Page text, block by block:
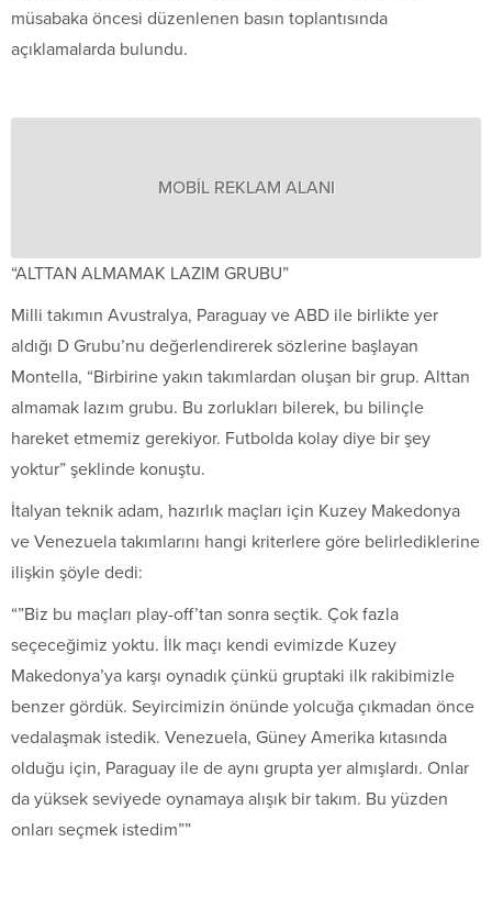
müsabaka öncesi düzenlenen basın toplantısında
açıklamalarda bulundu.
MOBİL REKLAM ALANI
“ALTTAN ALMAMAK LAZIM GRUBU”
Milli takımın Avustralya, Paraguay ve ABD ile birlikte yer
aldığı D Grubu’nu değerlendirerek sözlerine başlayan
Montella, “Birbirine yakın takımlardan oluşan bir grup. Alttan
almamak lazım grubu. Bu zorlukları bilerek, bu bilinçle
hareket etmemiz gerekiyor. Futbolda kolay diye bir şey
yoktur” şeklinde konuştu.
İtalyan teknik adam, hazırlık maçları için Kuzey Makedonya
ve Venezuela takımlarını hangi kriterlere göre belirlediklerine
ilişkin şöyle dedi:
“”Biz bu maçları play-off’tan sonra seçtik. Çok fazla
seçeceğimiz yoktu. İlk maçı kendi evimizde Kuzey
Makedonya’ya karşı oynadık çünkü gruptaki ilk rakibimizle
benzer gördük. Seyircimizin önünde yolcuğa çıkmadan önce
vedalaşmak istedik. Venezuela, Güney Amerika kıtasında
olduğu için, Paraguay ile de aynı grupta yer almışlardı. Onlar
da yüksek seviyede oynamaya alışık bir takım. Bu yüzden
onları seçmek istedim””